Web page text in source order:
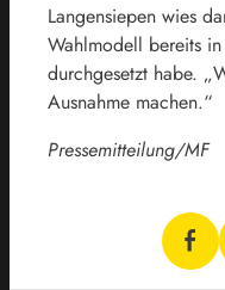
Langensiepen wies
Wahlmodell bereits
durchgesetzt habe.
Ausnahme machen.“
Pressemitteilung/MF